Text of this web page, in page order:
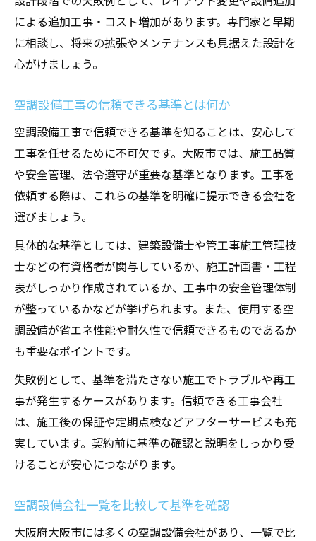
による追加工事・コスト増加があります。専門家と早期
に相談し、将来の拡張やメンテナンスも見据えた設計を
心がけましょう。
空調設備工事の信頼できる基準とは何か
空調設備工事で信頼できる基準を知ることは、安心して
工事を任せるために不可欠です。大阪市では、施工品質
や安全管理、法令遵守が重要な基準となります。工事を
依頼する際は、これらの基準を明確に提示できる会社を
選びましょう。
具体的な基準としては、建築設備士や管工事施工管理技
士などの有資格者が関与しているか、施工計画書・工程
表がしっかり作成されているか、工事中の安全管理体制
が整っているかなどが挙げられます。また、使用する空
調設備が省エネ性能や耐久性で信頼できるものであるか
も重要なポイントです。
失敗例として、基準を満たさない施工でトラブルや再工
事が発生するケースがあります。信頼できる工事会社
は、施工後の保証や定期点検などアフターサービスも充
実しています。契約前に基準の確認と説明をしっかり受
けることが安心につながります。
空調設備会社一覧を比較して基準を確認
大阪府大阪市には多くの空調設備会社があり、一覧で比